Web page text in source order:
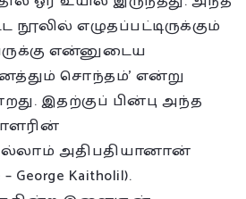
நூலில் எழுதப்பட்டிருக்கும்
என்னுடைய
சொந்தம்’ என்று
இதற்குப் பின்பு அந்த
அதிபதியானான்
George Kaitholil).